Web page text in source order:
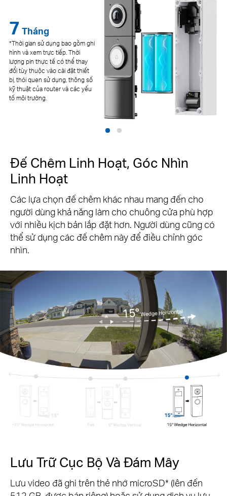
7 Tháng
*Thời gian sử dụng bao gồm ghi
hình và xem trực tiếp. Thời
lượng pin thực tế có thể thay
đổi tùy thuộc vào cài đặt thiết
bị, thói quen sử dụng, thông số
kỹ thuật của router và các yếu
tố môi trường.
24/7
Đế Chêm Linh Hoạt, Góc Nhìn
Linh Hoạt
Các lựa chọn đế chêm khác nhau mang đến cho
người dùng khả năng làm cho chuông cửa phù hợp
với nhiều kịch bản lắp đặt hơn. Người dùng cũng có
thể sử dụng các đế chêm này để điều chỉnh góc
nhìn.
Lưu Trữ Cục Bộ Và Đám Mây
Lưu video đã ghi trên thẻ nhớ microSD* (lên đến